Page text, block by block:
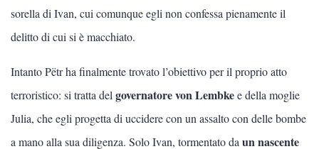
sorella di Ivan, cui comunque egli non confessa pienamente il
delitto di cui si è macchiato.
Intanto Pëtr ha finalmente trovato l’obiettivo per il proprio atto
terroristico: si tratta del governatore von Lembkee della moglie
Julia, che egli progetta di uccidere con un assalto con delle bombe
a mano alla sua diligenza. Solo Ivan, tormentato da un nascente